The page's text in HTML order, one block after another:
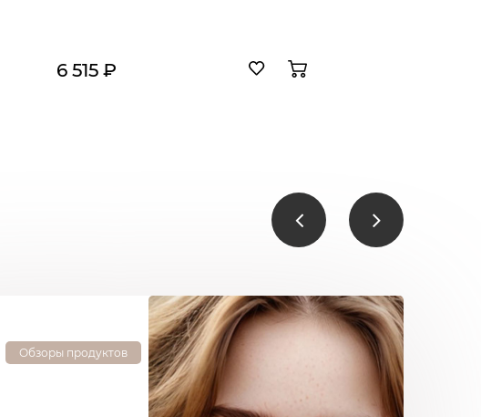
6 515 ₽
Обзоры продуктов